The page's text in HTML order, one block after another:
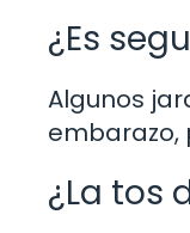
¿Es
Algunos
embarazo,
¿La tos